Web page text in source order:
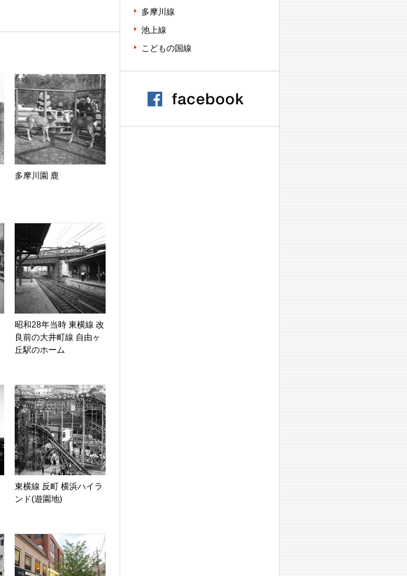
多摩川園 鹿
昭和28年当時 東横線 改
良前の大井町線 自由ヶ
丘駅のホーム
東横線 反町 横浜ハイラ
ンド(遊園地)
多摩川線
池上線
こどもの国線